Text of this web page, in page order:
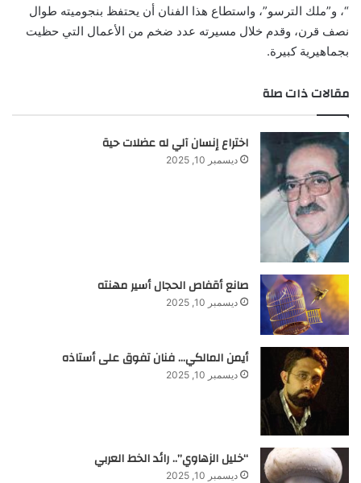
“، و”ملك الترسو”، واستطاع هذا الفنان أن يحتفظ بنجوميته طوال
نصف قرن، وقدم خلال مسيرته عدد ضخم من الأعمال التي حظيت
بجماهيرية كبيرة.
مقالات ذات صلة
اختراع إنسان آلي له عضلات حية
ديسمبر 10, 2025
صانع أقفاص الحجال أسير مهنته
ديسمبر 10, 2025
أيمن المالكي… فنان تفوق على أستاذه
ديسمبر 10, 2025
“خليل الزهاوي”.. رائد الخط العربي
ديسمبر 10, 2025